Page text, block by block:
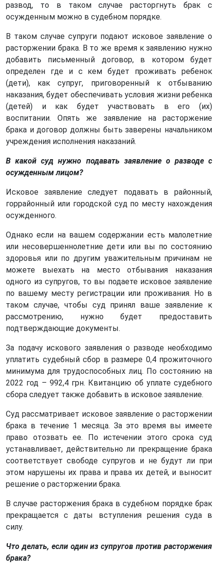
развод, то в таком случае расторгнуть брак с
осужденным можно в судебном порядке.
В таком случае супруги подают исковое заявление о
расторжении брака. В то же время к заявлению нужно
добавить письменный договор, в котором будет
определен где и с кем будет проживать ребенок
(дети), как супруг, приговоренный к отбыванию
наказания, будет обеспечивать условия жизни ребенка
(детей) и как будет участвовать в его (их)
воспитании. Опять же заявление на расторжение
брака и договор должны быть заверены начальником
учреждения исполнения наказаний.
В какой суд нужно подавать заявление о разводе с
осужденным лицом?
Исковое заявление следует подавать в районный,
горрайонный или городской суд по месту нахождения
осужденного.
Однако если на вашем содержании есть малолетние
или несовершеннолетние дети или вы по состоянию
здоровья или по другим уважительным причинам не
можете выехать на место отбывания наказания
одного из супругов, то вы подаете исковое заявление
по вашему месту регистрации или проживания. Но в
таком случае, чтобы суд принял ваше заявление к
рассмотрению, нужно будет предоставить
подтверждающие документы.
За подачу искового заявления о разводе необходимо
уплатить судебный сбор в размере 0,4 прожиточного
минимума для трудоспособных лиц. По состоянию на
2022 год – 992,4 грн. Квитанцию ​​об уплате судебного
сбора следует также добавить в исковое заявление.
Суд рассматривает исковое заявление о расторжении
брака в течение 1 месяца. За это время вы имеете
право отозвать ее. По истечении этого срока суд
устанавливает, действительно ли прекращение брака
соответствует свободе супругов и не будут ли при
этом нарушены их права и права их детей, и выносит
решение о расторжении брака.
В случае расторжения брака в судебном порядке брак
прекращается с даты вступления решения суда в
силу.
Что делать, если один из супругов против расторжения
брака?